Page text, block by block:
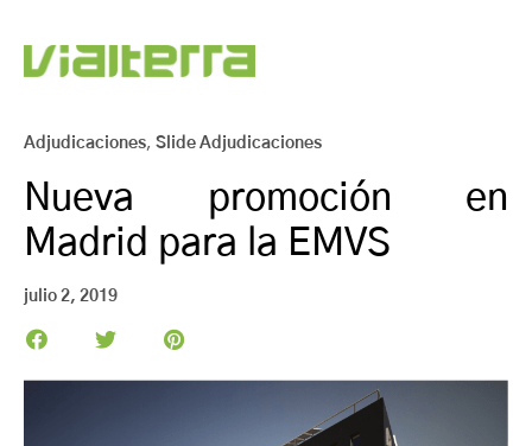
Adjudicaciones, Slide Adjudicaciones
Nueva promoción en
Madrid para la EMVS
julio 2, 2019